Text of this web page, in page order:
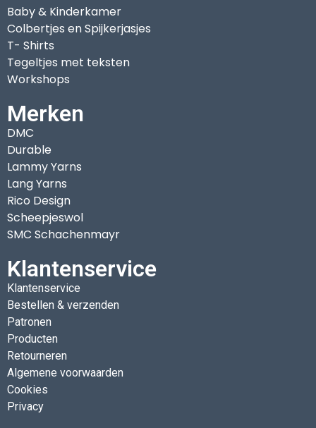
Baby & Kinderkamer
Colbertjes en Spijkerjasjes
T- Shirts
Tegeltjes met teksten
Workshops
Merken
DMC
Durable
Lammy Yarns
Lang Yarns
Rico Design
Scheepjeswol
SMC Schachenmayr
Klantenservice
Klantenservice
Bestellen & verzenden
Patronen
Producten
Retourneren
Algemene voorwaarden
Cookies
Privacy